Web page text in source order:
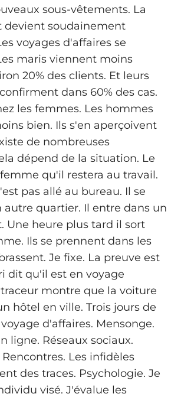
sous-vêtements. La
devient soudainement
voyages d'affaires se
maris viennent moins
20% des clients. Et leurs
dans 60% des cas.
les femmes. Les hommes
bien. Ils s'en aperçoivent
de nombreuses
dépend de la situation. Le
qu'il restera au travail.
pas allé au bureau. Il se
autre quartier. Il entre dans un
Une heure plus tard il sort
Ils se prennent dans les
Je fixe. La preuve est
dit qu'il est en voyage
montre que la voiture
hôtel en ville. Trois jours de
d'affaires. Mensonge.
ligne. Réseaux sociaux.
Rencontres. Les infidèles
des traces. Psychologie. Je
visé. J'évalue les